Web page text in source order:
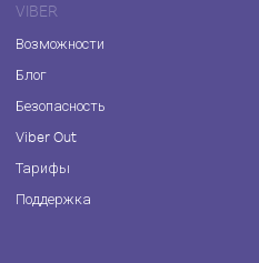
VIBER
Возможности
Блог
Безопасность
Viber Out
Тарифы
Поддержка